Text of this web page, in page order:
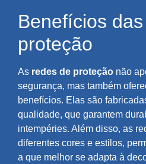
Benefícios
proteção
As redes de proteção não
segurança, mas também
benefícios. Elas são
qualidade, que garantem
intempéries. Além disso, as
diferentes cores e estilos,
a que melhor se adapta à